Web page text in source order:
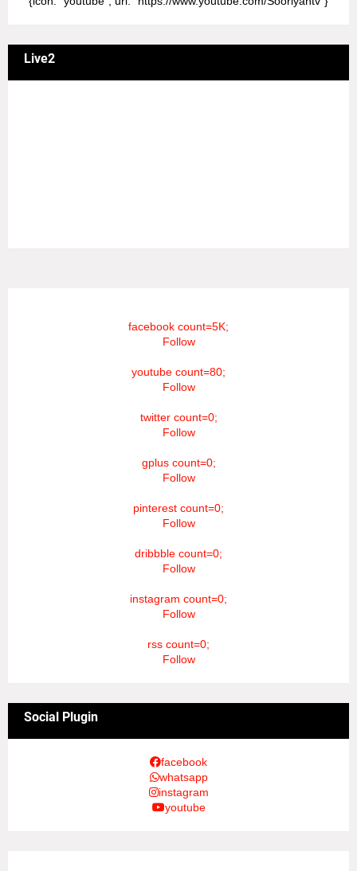
Live2
facebook count=5K;
Follow
youtube count=80;
Follow
twitter count=0;
Follow
gplus count=0;
Follow
pinterest count=0;
Follow
dribbble count=0;
Follow
instagram count=0;
Follow
rss count=0;
Follow
Social Plugin
facebook
whatsapp
instagram
youtube